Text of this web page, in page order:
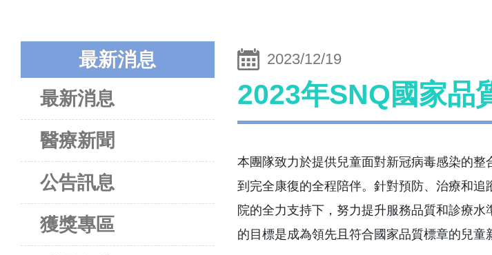
最新消息
最新消息
醫療新聞
公告訊息
獲獎專區
2023/12/19
2023年SNQ國家品
本團隊致力於提供兒童面對新冠病毒感染的
到完全康復的全程陪伴。針對預防、治療和
院的全力支持下，努力提升服務品質和診療
的目標是成為領先且符合國家品質標章的兒童